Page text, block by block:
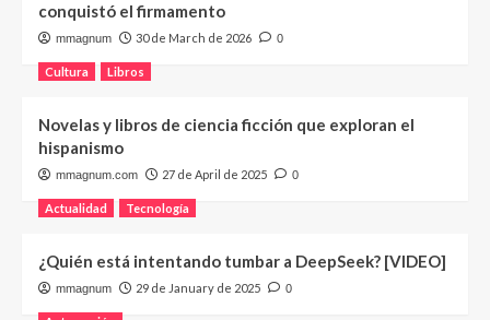
conquistó el firmamento
mmagnum 30 de March de 2026 0
Cultura Libros
Novelas y libros de ciencia ficción que exploran el
hispanismo
mmagnum.com 27 de April de 2025 0
Actualidad Tecnología
¿Quién está intentando tumbar a DeepSeek? [VIDEO]
mmagnum 29 de January de 2025 0